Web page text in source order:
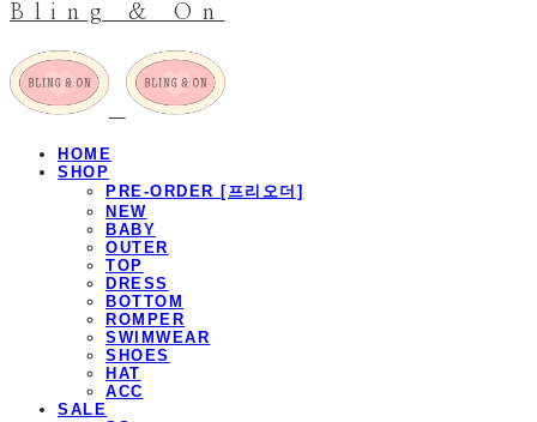
Bling & On
HOME
SHOP
PRE-ORDER [프리오더]
NEW
BABY
OUTER
TOP
DRESS
BOTTOM
ROMPER
SWIMWEAR
SHOES
HAT
ACC
SALE